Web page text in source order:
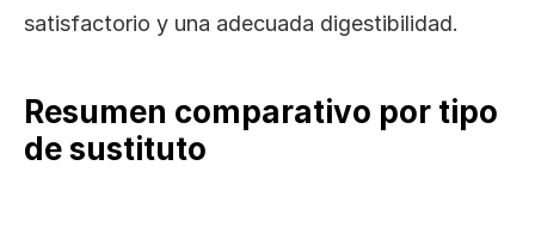
satisfactorio y una adecuada digestibilidad.
Resumen comparativo por tipo
de sustituto